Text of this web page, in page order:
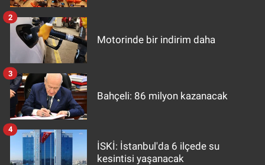
Motorinde bir indirim daha
2
Bahçeli: 86 milyon kazanacak
3
İSKİ: İstanbul'da 6 ilçede su
kesintisi yaşanacak
4